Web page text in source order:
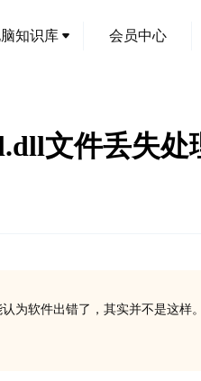
知识库 会员中心
文件丢失处
为软件出错了，其实并不是这样。